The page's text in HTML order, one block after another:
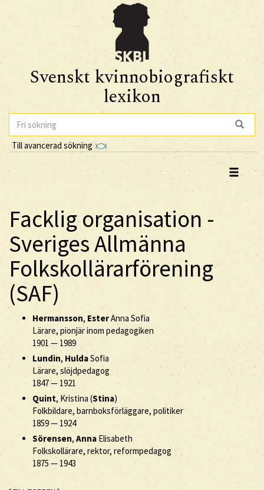
Svenskt kvinnobiografiskt
lexikon
Till avancerad sökning
Facklig organisation -
Sveriges Allmänna
Folkskollärarförening
(SAF)
Hermansson,EsterAnna Sofia
Lärare, pionjär inom pedagogiken
1901 — 1989
Lundin, HuldaSofia
Lärare, slöjdpedagog
1847— 1921
Quint, Kristina (Stina)
Folkbildare, barnboksförläggare, politiker
1859— 1924
Sörensen, Anna Elisabeth
Folkskollärare, rektor, reformpedagog
1875 — 1943